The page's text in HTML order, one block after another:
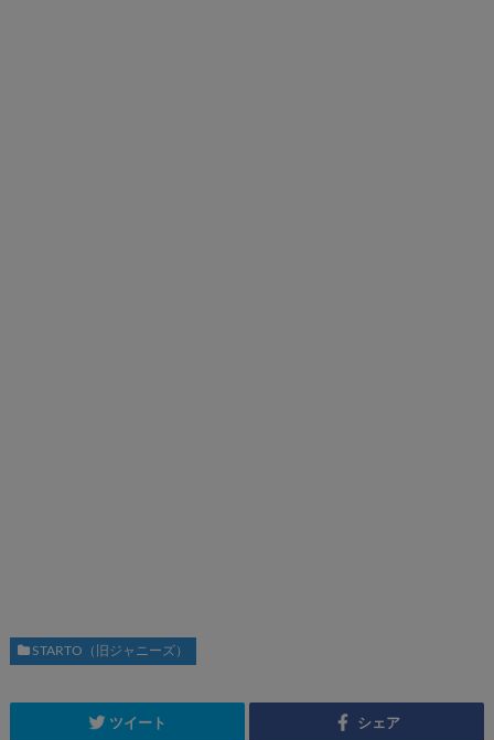
STARTO（旧ジャニーズ）
ツイート シェア